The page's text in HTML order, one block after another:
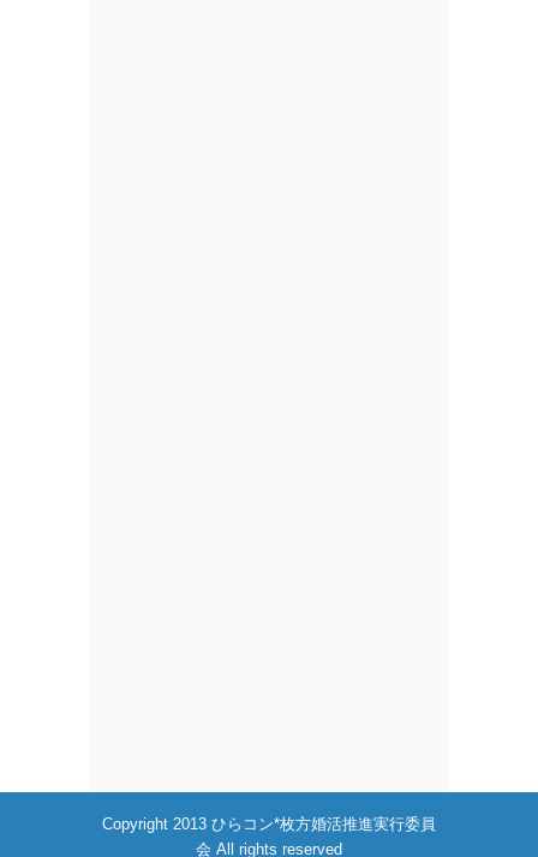
Copyright 2013 ひらコン*枚方婚活推進実行委員
会 All rights reserved